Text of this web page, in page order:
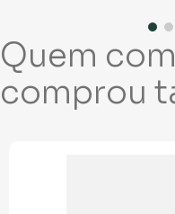
Quem
comprou